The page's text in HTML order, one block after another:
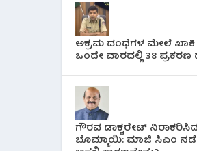
ಅಕ್ರಮ ದಂಧೆಗಳ ಮೇಲೆ ಖಾಕಿ
ಒಂದೇ ವಾರದಲ್ಲಿ 38 ಪ್ರಕರಣ
ಗೌರವ ಡಾಕ್ಟರೇಟ್
ಬೊಮ್ಮಾಯಿ: ಮಾಜಿ ಸಿಎಂ